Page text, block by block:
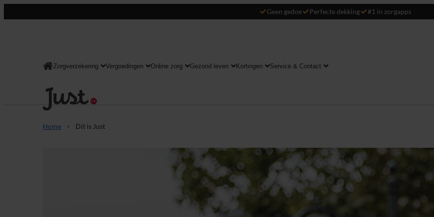
Geen gedoe Perfecte dekking #1 in zorgapps
Consument
Zorgverzekering Vergoedingen Online zorg Gezond leven Kortingen Service & Contact
Home Dit is Just